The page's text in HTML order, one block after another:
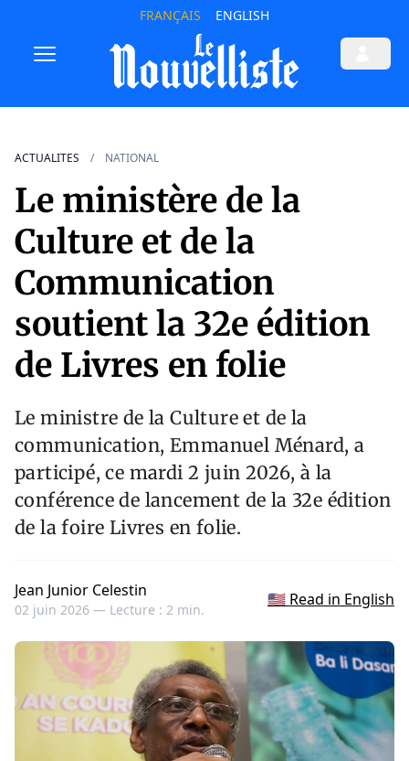
FRANÇAIS ENGLISH
ACTUALITES NATIONAL
Le ministère de la
Culture et de la
Communication
soutient la 32e édition
de Livres en folie
Le ministre de la Culture et de la
communication, Emmanuel Ménard, a
participé, ce mardi 2 juin 2026, à la
conférence de lancement de la 32e édition
de la foire Livres en folie.
Jean Junior Celestin
02 juin 2026 — Lecture : 2 min.
🇺🇸 Read in English